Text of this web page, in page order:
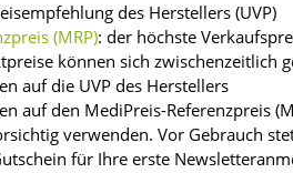
des Herstellers (UVP)
(MRP): der höchste
können sich zwischenzeitlich
auf die UVP des Herstellers
auf den MediPreis-Referenzpreis
verwenden. Vor Gebrauch
für Ihre erste